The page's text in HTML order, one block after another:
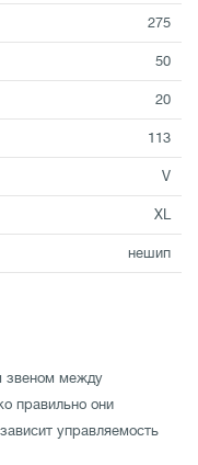
275
50
20
113
V
XL
нешип
звеном между
правильно они
управляемость